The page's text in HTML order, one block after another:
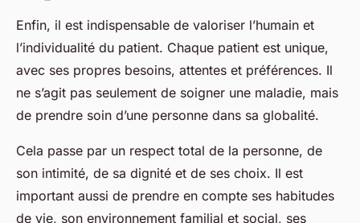
Enfin, il est indispensable de valoriser l’humain et
l’individualité du patient. Chaque patient est unique,
avec ses propres besoins, attentes et préférences. Il
ne s’agit pas seulement de soigner une maladie, mais
de prendre soin d’une personne dans sa globalité.
Cela passe par un respect total de la personne, de
son intimité, de sa dignité et de ses choix. Il est
important aussi de prendre en compte ses habitudes
de vie, son environnement familial et social, ses